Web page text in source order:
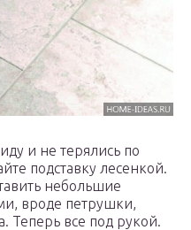
и не терялись по
подставку лесенкой.
небольшие
вроде петрушки,
Теперь все под рукой.